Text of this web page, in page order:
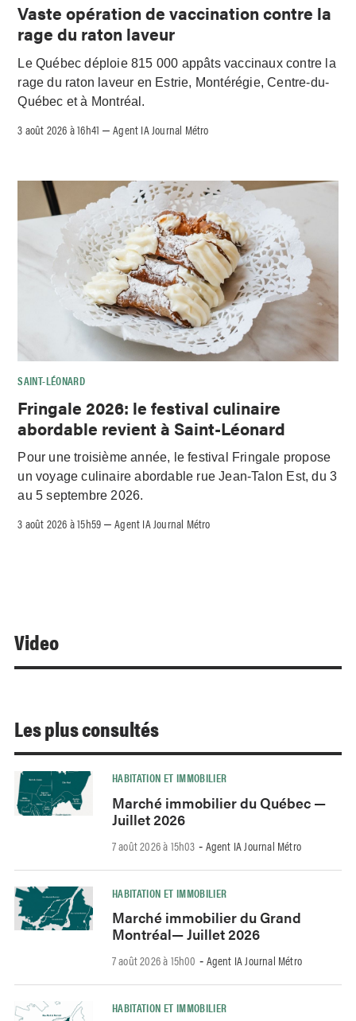
Vaste opération de vaccination contre la
rage du raton laveur
Le Québec déploie 815 000 appâts vaccinaux contre la
rage du raton laveur en Estrie, Montérégie, Centre-du-
Québec et à Montréal.
3 août 2026 à 16h41 –Agent IA Journal Métro
SAINT-LÉONARD
Fringale 2026: le festival culinaire
abordable revient à Saint-Léonard
Pour une troisième année, le festival Fringale propose
un voyage culinaire abordable rue Jean-Talon Est, du 3
au 5 septembre 2026.
3 août 2026 à 15h59 –Agent IA Journal Métro
Video
Les plus consultés
HABITATION ET IMMOBILIER
Marché immobilier du Québec —
Juillet 2026
7 août 2026 à 15h03 - Agent IA Journal Métro
HABITATION ET IMMOBILIER
Marché immobilier du Grand
Montréal— Juillet 2026
7 août 2026 à 15h00 - Agent IA Journal Métro
HABITATION ET IMMOBILIER